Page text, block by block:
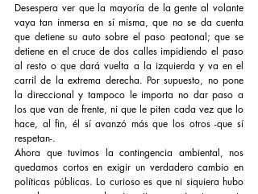
Desespera ver que la mayoría de la gente al volante
vaya tan inmersa en sí misma, que no se da cuenta
que detiene su auto sobre el paso peatonal; que se
detiene en el cruce de dos calles impidiendo el paso
al resto o que dará vuelta a la izquierda y va en el
carril de la extrema derecha. Por supuesto, no pone
la direccional y tampoco le importa no dar paso a
los que van de frente, ni que le piten cada vez que lo
hace, al fin, él sí avanzó más que los otros -que sí
respetan-.
Ahora que tuvimos la contingencia ambiental, nos
quedamos cortos en exigir un verdadero cambio en
políticas públicas. Lo curioso es que ni siquiera hubo